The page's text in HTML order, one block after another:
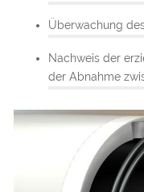
Überwachung
Nachweis der
der Abnahme